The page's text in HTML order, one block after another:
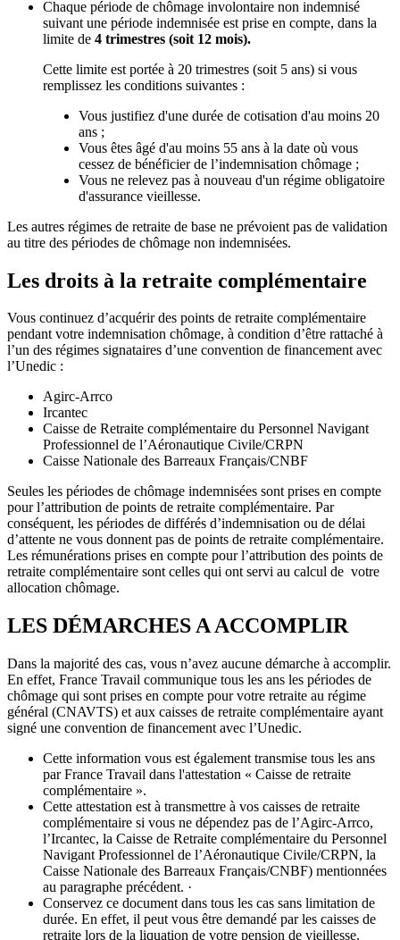
Chaque période de chômage involontaire non indemnisé
suivant une période indemnisée est prise en compte, dans la
limite de 4 trimestres (soit 12 mois).
Cette limite est portée à 20 trimestres (soit 5 ans) si vous
remplissez les conditions suivantes :
Vous justifiez d'une durée de cotisation d'au moins 20
ans ;
Vous êtes âgé d'au moins 55 ans à la date où vous
cessez de bénéficier de l’indemnisation chômage ;
Vous ne relevez pas à nouveau d'un régime obligatoire
d'assurance vieillesse.
Les autres régimes de retraite de base ne prévoient pas de validation
au titre des périodes de chômage non indemnisées.
Les droits à la retraite complémentaire
Vous continuez d’acquérir des points de retraite complémentaire
pendant votre indemnisation chômage, à condition d’être rattaché à
l’un des régimes signataires d’une convention de financement avec
l’Unedic :
Agirc-Arrco
Ircantec
Caisse de Retraite complémentaire du Personnel Navigant
Professionnel de l’Aéronautique Civile/CRPN
Caisse Nationale des Barreaux Français/CNBF
Seules les périodes de chômage indemnisées sont prises en compte
pour l’attribution de points de retraite complémentaire. Par
conséquent, les périodes de différés d’indemnisation ou de délai
d’attente ne vous donnent pas de points de retraite complémentaire.
Les rémunérations prises en compte pour l’attribution des points de
retraite complémentaire sont celles qui ont servi au calcul de votre
allocation chômage.
LES DÉMARCHES A ACCOMPLIR
Dans la majorité des cas, vous n’avez aucune démarche à accomplir.
En effet, France Travail communique tous les ans les périodes de
chômage qui sont prises en compte pour votre retraite au régime
général (CNAVTS) et aux caisses de retraite complémentaire ayant
signé une convention de financement avec l’Unedic.
Cette information vous est également transmise tous les ans
par France Travail dans l'attestation « Caisse de retraite
complémentaire ».
Cette attestation est à transmettre à vos caisses de retraite
complémentaire si vous ne dépendez pas de l’Agirc-Arrco,
l’Ircantec, la Caisse de Retraite complémentaire du Personnel
Navigant Professionnel de l’Aéronautique Civile/CRPN, la
Caisse Nationale des Barreaux Français/CNBF) mentionnées
au paragraphe précédent. ·
Conservez ce document dans tous les cas sans limitation de
durée. En effet, il peut vous être demandé par les caisses de
retraite lors de la liquation de votre pension de vieillesse.